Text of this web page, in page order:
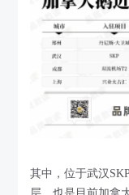
其中，位于武汉